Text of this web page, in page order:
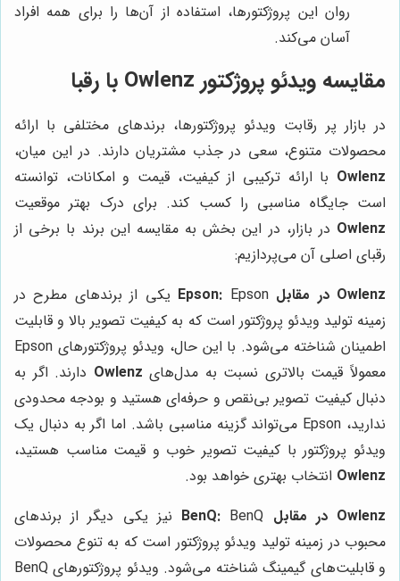
روان این پروژکتورها، استفاده از آن‌ها را برای همه افراد
آسان می‌کند.
مقایسه ویدئو پروژکتور Owlenz با رقبا
در بازار پر رقابت ویدئو پروژکتورها، برندهای مختلفی با ارائه
محصولات متنوع، سعی در جذب مشتریان دارند. در این میان،
Owlenz با ارائه ترکیبی از کیفیت، قیمت و امکانات، توانسته
است جایگاه مناسبی را کسب کند. برای درک بهتر موقعیت
Owlenz در بازار، در این بخش به مقایسه این برند با برخی از
رقبای اصلی آن می‌پردازیم:
Owlenz در مقابل Epson:
Epson یکی از برندهای مطرح در
زمینه تولید ویدئو پروژکتور است که به کیفیت تصویر بالا و قابلیت
اطمینان شناخته می‌شود. با این حال، ویدئو پروژکتورهای Epson
معمولاً قیمت بالاتری نسبت به مدل‌های Owlenz دارند. اگر به
دنبال کیفیت تصویر بی‌نقص و حرفه‌ای هستید و بودجه محدودی
ندارید، Epson می‌تواند گزینه مناسبی باشد. اما اگر به دنبال یک
ویدئو پروژکتور با کیفیت تصویر خوب و قیمت مناسب هستید،
Owlenz انتخاب بهتری خواهد بود.
Owlenz در مقابل BenQ:
BenQ نیز یکی دیگر از برندهای
محبوب در زمینه تولید ویدئو پروژکتور است که به تنوع محصولات
و قابلیت‌های گیمینگ شناخته می‌شود. ویدئو پروژکتورهای BenQ